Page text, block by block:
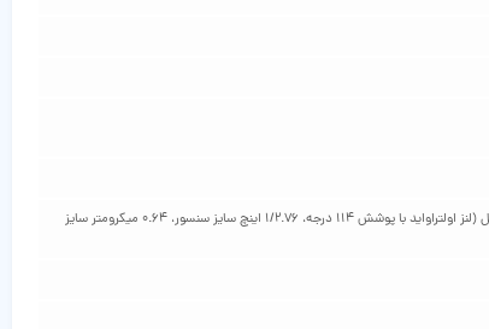
50 مگاپیکسل (لنز واید، 1/1.55 اینچ سایز سنسور، 1.0 میکرومتر سایز پیکسل، فوکوس خودکار چند محوره با تشخیص فاز، لزرش‌ گیر اپتیکال تصویر، f/1.8)/ 50 مگاپیکسل (لنز اولتراواید با پوشش 114 درجه، 1/2.76 اینچ سایز سنسور، 0.64 میکرومتر سایز